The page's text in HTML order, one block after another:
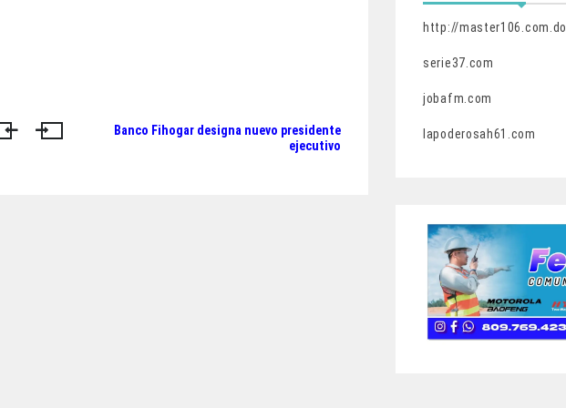
Banco Fihogar designa nuevo presidente
ejecutivo
http://master106.com.do
serie37.com
jobafm.com
lapoderosah61.com